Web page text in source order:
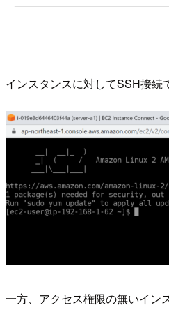
インスタンスに対してSSH接続
一方、アクセス権限の無いイン